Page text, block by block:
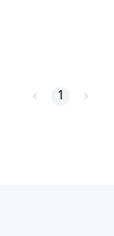
1